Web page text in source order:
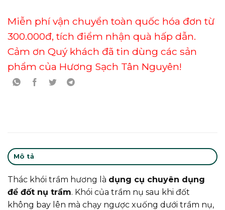
Miễn phí vận chuyển toàn quốc hóa đơn từ
300.000đ, tích điểm nhận quà hấp dẫn.
Cảm ơn Quý khách đã tin dùng các sản
phẩm của Hương Sạch Tân Nguyên!
Mô tả
Thác khói trầm hương là dụng cụ chuyên dụng
để đốt nụ trầm. Khói của trầm nụ sau khi đốt
không bay lên mà chạy ngược xuống dưới trầm nụ,